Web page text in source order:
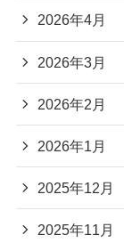
2026年4月
2026年3月
2026年2月
2026年1月
2025年12月
2025年11月